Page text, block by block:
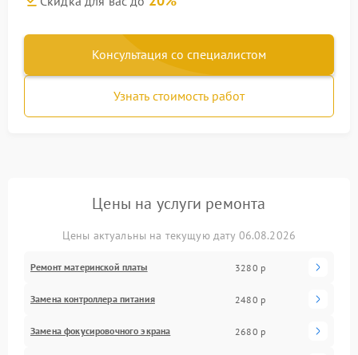
Консультация со специалистом
Узнать стоимость работ
Цены на услуги ремонта
Цены актуальны на текущую дату 06.08.2026
Ремонт материнской платы 3280 р
Замена контроллера питания 2480 р
Замена фокусировочного экрана 2680 р